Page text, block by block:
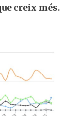
creix més.